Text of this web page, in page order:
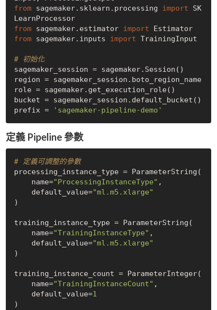
from sagemaker.sklearn.processing import SK
LearnProcessor
from sagemaker.estimator import
Estimator
from sagemaker.inputs import TrainingInput
# 初始化
sagemaker_session = sagemaker.Session()
region = sagemaker_session.boto_region_name
role = sagemaker.get_execution_role()
bucket = sagemaker_session.default_bucket()
prefix =
'sagemaker-pipeline-demo'
定義 Pipeline 參數
# 定義可調整的參數
processing_instance_type = ParameterString(
    name=
"ProcessingInstanceType" ,
    default_value=
"ml.m5.xlarge"
)
training_instance_type = ParameterString(
    name=
"TrainingInstanceType" ,
    default_value=
"ml.m5.xlarge"
)
training_instance_count = ParameterInteger(
    name=
"TrainingInstanceCount" ,
    default_value=
1
)